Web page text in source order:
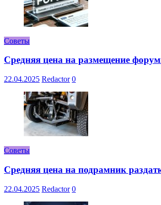
Советы
Средняя цена на размещение
22.04.2025 Redactor 0
Советы
Средняя цена на подрамник
22.04.2025 Redactor 0